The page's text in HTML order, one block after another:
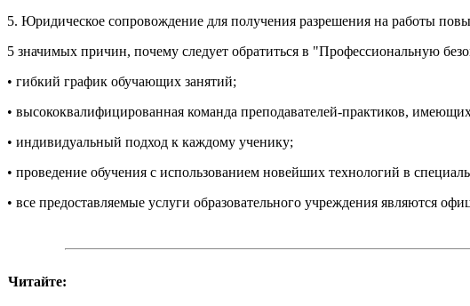
5. Юридическое сопровождение для получения разрешения на работы
5 значимых причин, почему следует обратиться в "Профессиональную
• гибкий график обучающих занятий;
• высококвалифицированная команда преподавателей-практиков,
• индивидуальный подход к каждому ученику;
• проведение обучения с использованием новейших технологий в
• все предоставляемые услуги образовательного учреждения являются
Читайте: